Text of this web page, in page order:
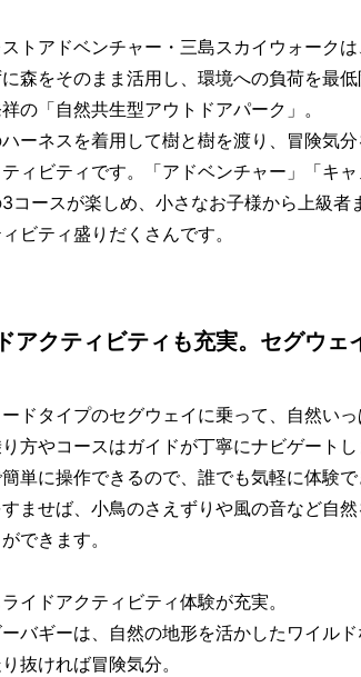
トアドベンチャー・三島スカイウォーク
森をそのまま活用し、環境への負荷を最
の「自然共生型アウトドアパーク」。
ーネスを着用して樹と樹を渡り、冒険気分
ィビティです。「アドベンチャー」「キ
コースが楽しめ、小さなお子様から上級者
ビティ盛りだくさんです。
アクティビティも充実。セグウェ
ドタイプのセグウェイに乗って、自然い
方やコースはガイドが丁寧にナビゲート
単に操作できるので、誰でも気軽に体験
ませば、小鳥のさえずりや風の音など自
できます。
イドアクティビティ体験が充実。
バギーは、自然の地形を活かしたワイル
抜ければ冒険気分。